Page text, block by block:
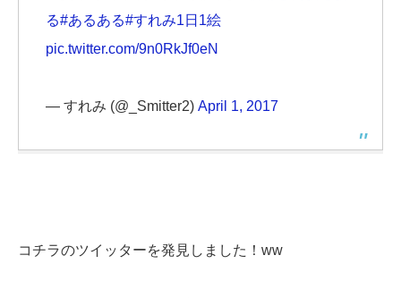
る#あるある#すれみ1日1絵
pic.twitter.com/9n0RkJf0eN
— すれみ (@_Smitter2) April 1, 2017
コチラのツイッターを発見しました！ww